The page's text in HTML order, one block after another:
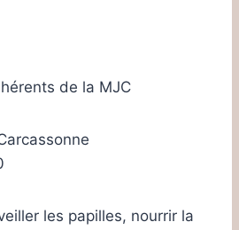
de la MJC
les papilles, nourrir la